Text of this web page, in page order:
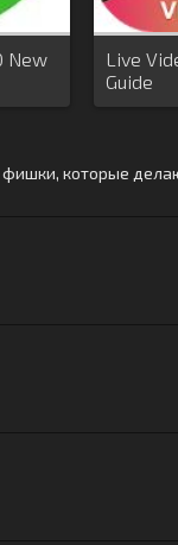
New
Live
Guide
которые